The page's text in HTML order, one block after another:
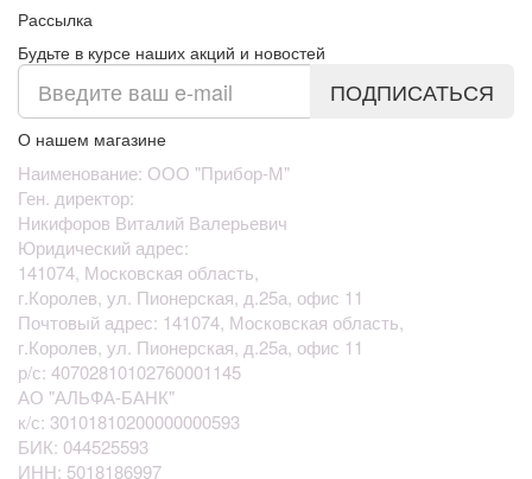
Рассылка
Будьте в курсе наших акций и новостей
ПОДПИСАТЬСЯ
О нашем магазине
Наименование: ООО "Прибор-М"
Ген. директор:
Никифоров Виталий Валерьевич
Юридический адрес:
141074, Московская область,
г.Королев, ул. Пионерская, д.25а, офис 11
Почтовый адрес: 141074, Московская область,
г.Королев, ул. Пионерская, д.25а, офис 11
р/с: 40702810102760001145
АО "АЛЬФА-БАНК"
к/с: 30101810200000000593
БИК: 044525593
ИНН: 5018186997